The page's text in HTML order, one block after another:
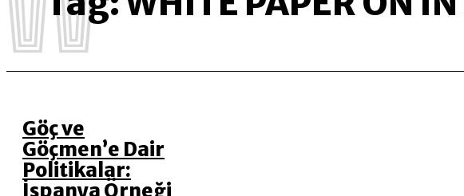
Göç ve
Göçmen’e Dair
Politikalar:
İspanya Örneği